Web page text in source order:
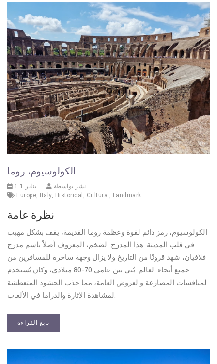
الكولوسيوم، روما
1 يناير 1
نشر بواسطة
Europe, Italy, Historical , Cultural , Landmark
نظرة عامة
الكولوسيوم، رمز دائم لقوة وعظمة روما القديمة، يقف بشكل مهيب
في قلب المدينة. هذا المدرج الضخم، المعروف أصلاً باسم مدرج
فلافيان، شهد قرونًا من التاريخ ولا يزال وجهة ساحرة للمسافرين من
جميع أنحاء العالم. بُني بين عامي 70-80 ميلادي، وكان يُستخدم
لمنافسات المصارعة والعروض العامة، مما جذب الحشود المتعطشة
لمشاهدة الإثارة والدراما في الألعاب.
تابع القراءة